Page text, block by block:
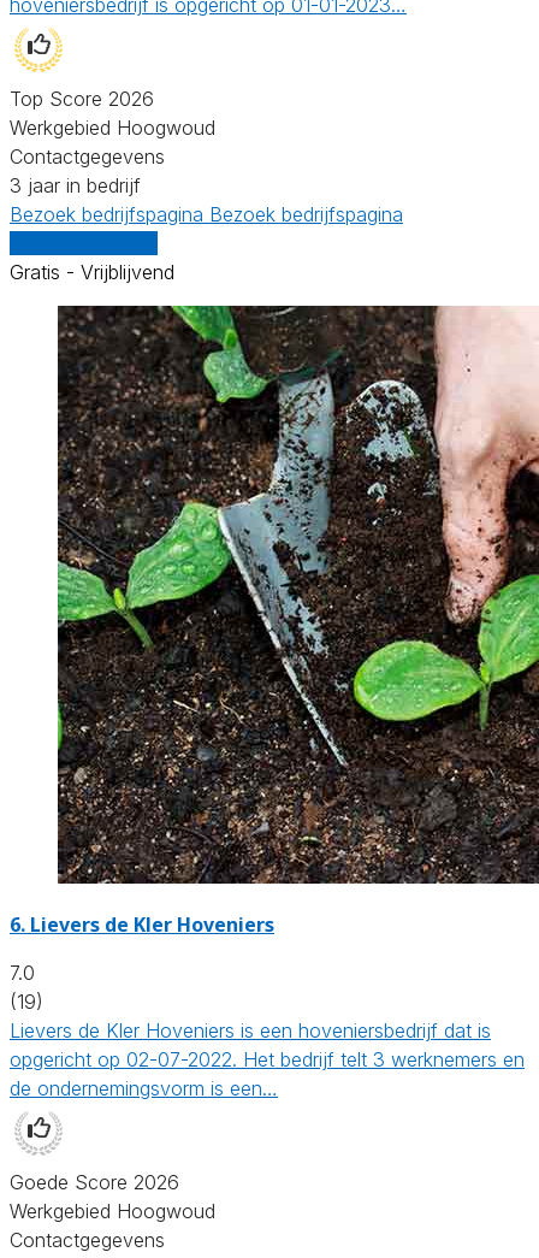
Top Score 2026
Werkgebied Hoogwoud
Contactgegevens
3 jaar in bedrijf
Bezoek bedrijfspagina Bezoek bedrijfspagina
Gratis - Vrijblijvend
6. Lievers de Kler Hoveniers
7.0
(19)
Lievers de Kler Hoveniers is een hoveniersbedrijf dat is
opgericht op 02-07-2022. Het bedrijf telt 3 werknemers en
de ondernemingsvorm is een…
Goede Score 2026
Werkgebied Hoogwoud
Contactgegevens